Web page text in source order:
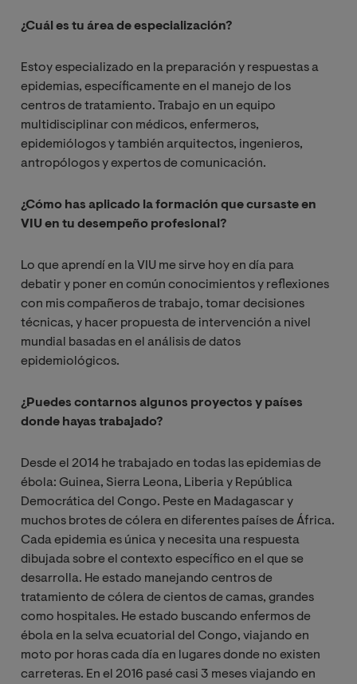
¿Cuál es tu área de especialización?
Estoy especializado en la preparación y respuestas a
epidemias, específicamente en el manejo de los
centros de tratamiento. Trabajo en un equipo
multidisciplinar con médicos, enfermeros,
epidemiólogos y también arquitectos, ingenieros,
antropólogos y expertos de comunicación.
¿Cómo has aplicado la formación que cursaste en
VIU en tu desempeño profesional?
Lo que aprendí en la VIU me sirve hoy en día para
debatir y poner en común conocimientos y reflexiones
con mis compañeros de trabajo, tomar decisiones
técnicas, y hacer propuesta de intervención a nivel
mundial basadas en el análisis de datos
epidemiológicos.
¿Puedes contarnos algunos proyectos y países
donde hayas trabajado?
Desde el 2014 he trabajado en todas las epidemias de
ébola: Guinea, Sierra Leona, Liberia y República
Democrática del Congo. Peste en Madagascar y
muchos brotes de cólera en diferentes países de África.
Cada epidemia es única y necesita una respuesta
dibujada sobre el contexto específico en el que se
desarrolla. He estado manejando centros de
tratamiento de cólera de cientos de camas, grandes
como hospitales. He estado buscando enfermos de
ébola en la selva ecuatorial del Congo, viajando en
moto por horas cada día en lugares donde no existen
carreteras. En el 2016 pasé casi 3 meses viajando en